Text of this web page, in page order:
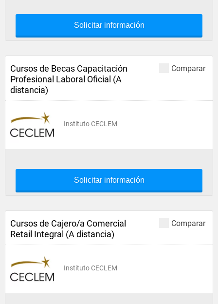
Solicitar información
Comparar
Cursos de Becas Capacitación
Profesional Laboral Oficial (A
distancia)
Instituto CECLEM
Solicitar información
Comparar
Cursos de Cajero/a Comercial
Retail Integral (A distancia)
Instituto CECLEM